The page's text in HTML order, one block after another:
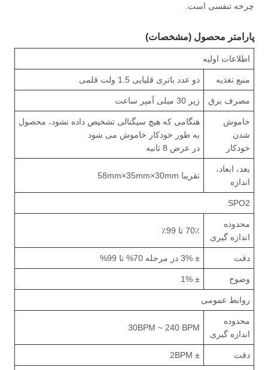
چرخه تنفسی است.
پارامتر محصول (مشخصات)
اطلاعات اولیه
منبع تغذیه دو عدد باتری قلیایی 1.5 ولت قلمی
مصرف برق زیر 30 میلی آمپر ساعت
خاموش
شدن
خودکار
هنگامی که هیچ سیگنالی تشخیص داده نشود، محصول
به طور خودکار خاموش می شود
در عرض 8 ثانیه
بعد، ابعاد،
اندازه
تقریبا 58mm×35mm×30mm
SPO2
محدوده
اندازه گیری
70٪ تا 99٪
دقت ± 3% در مرحله 70% تا 99%
وضوح ± 1%
روابط عمومی
محدوده
اندازه گیری
30BPM ~ 240 BPM
دقت ± 2BPM